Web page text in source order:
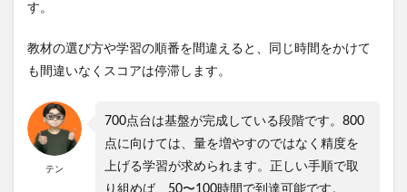
す。
教材の選び方や学習の順番を間違えると、同じ時間をかけて
も間違いなくスコアは停滞します。
テン
700点台は基盤が完成している段階です。800
点に向けては、量を増やすのではなく精度を
上げる学習が求められます。正しい手順で取
り組めば、50〜100時間で到達可能です。